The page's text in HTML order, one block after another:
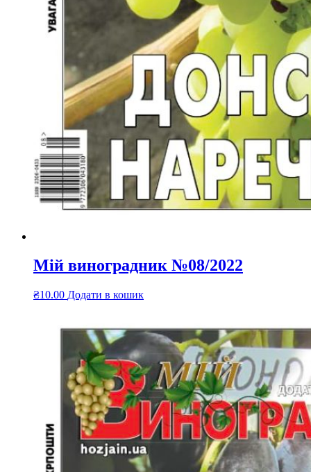
Мій виноградник №08/2022
₴10.00 Додати в кошик